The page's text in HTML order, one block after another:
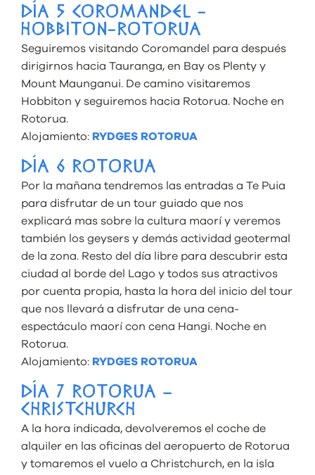
DÍA 5 COROMANDEL -
HOBBITON-ROTORUA
Seguiremos visitando Coromandel para después
dirigirnos hacia Tauranga, en Bay os Plenty y
Mount Maunganui. De camino visitaremos
Hobbiton y seguiremos hacia Rotorua. Noche en
Rotorua.
Alojamiento: RYDGES ROTORUA
DÍA 6 ROTORUA
Por la mañana tendremos las entradas a Te Puia
para disfrutar de un tour guiado que nos
explicará mas sobre la cultura maorí y veremos
también los geysers y demás actividad geotermal
de la zona. Resto del día libre para descubrir esta
ciudad al borde del Lago y todos sus atractivos
por cuenta propia, hasta la hora del inicio del tour
que nos llevará a disfrutar de una cena-
espectáculo maorí con cena Hangi. Noche en
Rotorua.
Alojamiento: RYDGES ROTORUA
DÍA 7 ROTORUA –
CHRISTCHURCH
A la hora indicada, devolveremos el coche de
alquiler en las oficinas del aeropuerto de Rotorua
y tomaremos el vuelo a Christchurch, en la isla